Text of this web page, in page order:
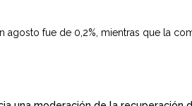
agosto fue de 0,2%, mientras que la